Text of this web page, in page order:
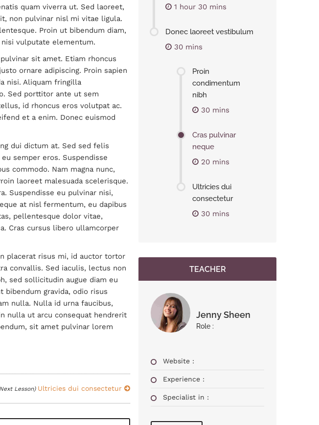
quam viverra ut. Sed laoreet,
non pulvinar nisl mi vitae ligula.
Proin ut bibendum diam,
vulputate elementum.
sit amet. Etiam rhoncus
ornare adipiscing. Proin sapien
nisi. Aliquam fringilla
Sed porttitor ante ut sem
id rhoncus eros volutpat ac.
et a enim. Donec euismod
dui dictum at. Sed sed felis
semper eros. Suspendisse
commodo. Nam magna nunc,
laoreet malesuada scelerisque.
Suspendisse eu pulvinar nisi,
at nisl fermentum, eu dapibus
pellentesque dolor vitae,
Cras cursus libero ullamcorper
placerat risus mi, id auctor tortor
convallis. Sed iaculis, lectus non
sed sollicitudin augue diam eu
bibendum gravida, odio risus
nulla. Nulla id urna faucibus,
nulla ut arcu consequat hendrerit
sit amet pulvinar lorem
Lesson) Ultricies dui consectetur
1 hour 30 mins
Donec laoreet vestibulum
30 mins
Proin
condimentum
nibh
30 mins
Cras pulvinar
neque
20 mins
Ultricies dui
consectetur
30 mins
TEACHER
Jenny Sheen
Role :
Website :
Experience :
Specialist in :